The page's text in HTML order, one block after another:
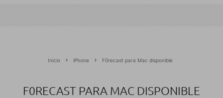
Inicio iPhone F0recast para Mac disponible
F0RECAST PARA MAC DISPONIBLE